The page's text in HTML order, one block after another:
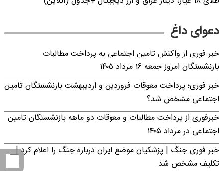
دعوای داغ
خبر فوری از واکنش تامین اجتماعی به پرداخت مطالبات
بازنشستگان امروز جمعه ۱۶ مرداد ۱۴۰۵
خبر فوری؛ پرداخت معوقات فروردین و اردیبهشت بازنشستگان تامین
اجتماعی مشخص شد؟
خبرفوری از پرداخت مطالبات و معوقات دو ماهه بازنشستگان تامین
اجتماعی در مرداد ۱۴۰۵
خبر فوری جنگ | پزشکیان موضع ایران درباره جنگ را اعلام کرد |
تکلیف مشخص شد